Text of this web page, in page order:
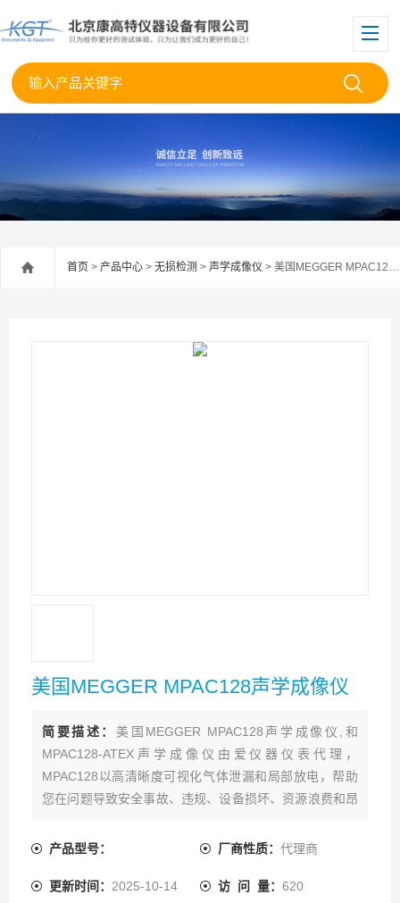
首页 > 产品中心 > 无损检测 > 声学成像仪 > 美国MEGGER MPAC128声学成像仪
美国MEGGER MPAC128声学成像仪
简要描述： 美国MEGGER MPAC128声学成像仪,和
MPAC128-ATEX声学成像仪由爱仪器仪表代理，
MPAC128以高清晰度可视化气体泄漏和局部放电，帮助
您在问题导致安全事故、违规、设备损坏、资源浪费和昂
可通过ai1718的客服热线联系我们
产品型号： 厂商性质： 代理商
更新时间： 2025-10-14 访 问 量： 620